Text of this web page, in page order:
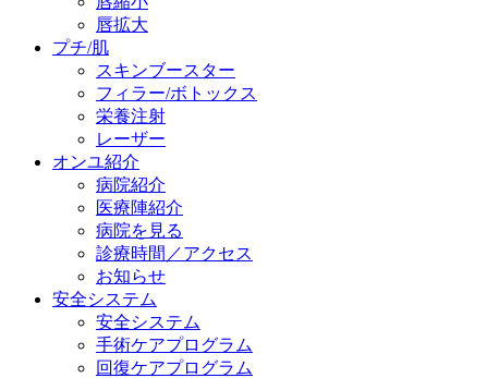
唇拡大
プチ/肌
スキンブースター
フィラー/ボトックス
栄養注射
レーザー
オンユ紹介
病院紹介
医療陣紹介
病院を見る
診療時間／アクセス
お知らせ
安全システム
安全システム
手術ケアプログラム
回復ケアプログラム